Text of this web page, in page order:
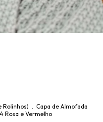
Rolinhos) . Capa de Almofada
Rosa e Vermelho